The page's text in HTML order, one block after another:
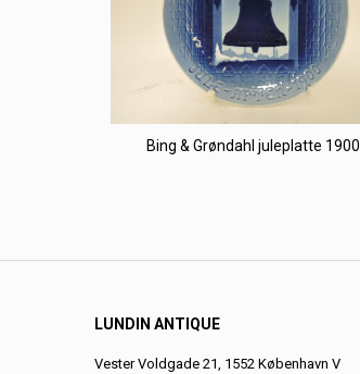
Bing & Grøndahl juleplatte 1900
LUNDIN ANTIQUE
Vester Voldgade 21, 1552 København V